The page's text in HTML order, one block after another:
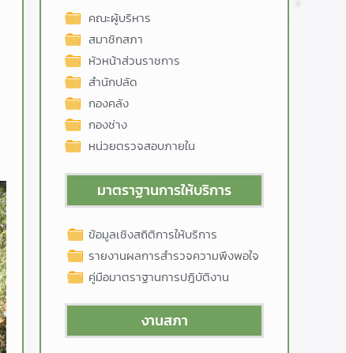
คณะผู้บริหาร
สมาชิกสภา
หัวหน้าส่วนราชการ
สำนักปลัด
กองคลัง
กองช่าง
หน่วยตรวจสอบภายใน
มาตราฐานการให้บริการ
ข้อมูลเชิงสถิติการให้บริการ
รายงานผลการสำรวจความพึงพอใจ
คู่มือมาตราฐานการปฎิบัติงาน
งานสภา